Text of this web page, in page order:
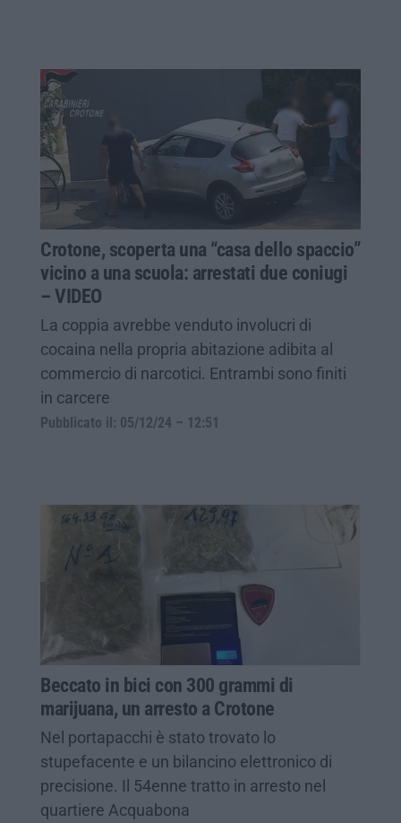
Crotone, scoperta una “casa dello spaccio”
vicino a una scuola: arrestati due coniugi
– VIDEO
La coppia avrebbe venduto involucri di
cocaina nella propria abitazione adibita al
commercio di narcotici. Entrambi sono finiti
in carcere
Pubblicato il: 05/12/24 – 12:51
Beccato in bici con 300 grammi di
marijuana, un arresto a Crotone
Nel portapacchi è stato trovato lo
stupefacente e un bilancino elettronico di
precisione. Il 54enne tratto in arresto nel
quartiere Acquabona